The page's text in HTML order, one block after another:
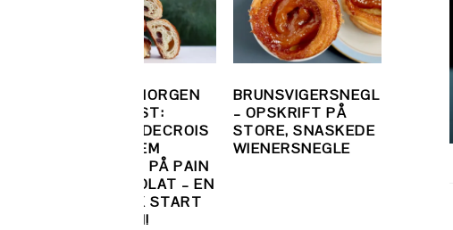
GØR DIN MORGEN
TIL EN FEST:
CHOKOLADECROIS
SANT – NEM
OPSKRIFT PÅ PAIN
AU CHOCOLAT – EN
HIMMELSK START
PÅ DAGEN!
BRUNSVIGERSNEGL
– OPSKRIFT PÅ
STORE, SNASKEDE
WIENERSNEGLE